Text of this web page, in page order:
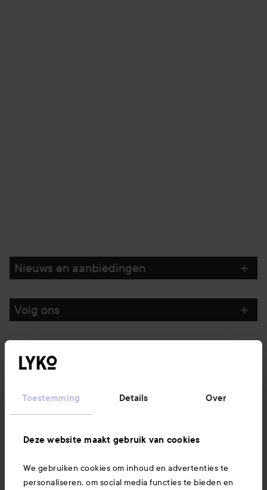
Toestemming Details Over
Deze website maakt gebruik van cookies
We gebruiken cookies om inhoud en advertenties te
personaliseren, om social media functies te bieden en
Nieuws en aanbiedingen
Volg ons
Informatie
Ook interessant
Download hier onze app